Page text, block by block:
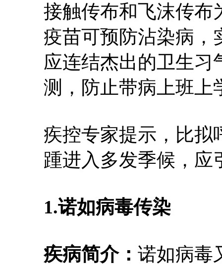
接触传布和飞沫传布
疫苗可预防沾染病，
应连结杰出的卫生习
测，防止带病上班上
疾控专家提示，比拟
踵进入多发季候，应
1.诺如病毒传染
疾病简介： 诺如病毒